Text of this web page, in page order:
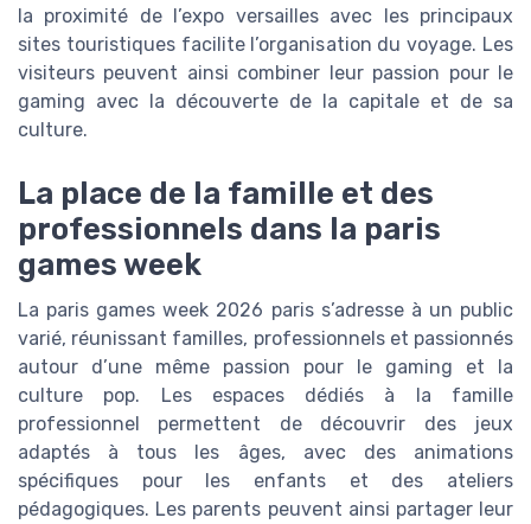
la proximité de l’expo versailles avec les principaux
sites touristiques facilite l’organisation du voyage. Les
visiteurs peuvent ainsi combiner leur passion pour le
gaming avec la découverte de la capitale et de sa
culture.
La place de la famille et des
professionnels dans la paris
games week
La paris games week 2026 paris s’adresse à un public
varié, réunissant familles, professionnels et passionnés
autour d’une même passion pour le gaming et la
culture pop. Les espaces dédiés à la famille
professionnel permettent de découvrir des jeux
adaptés à tous les âges, avec des animations
spécifiques pour les enfants et des ateliers
pédagogiques. Les parents peuvent ainsi partager leur